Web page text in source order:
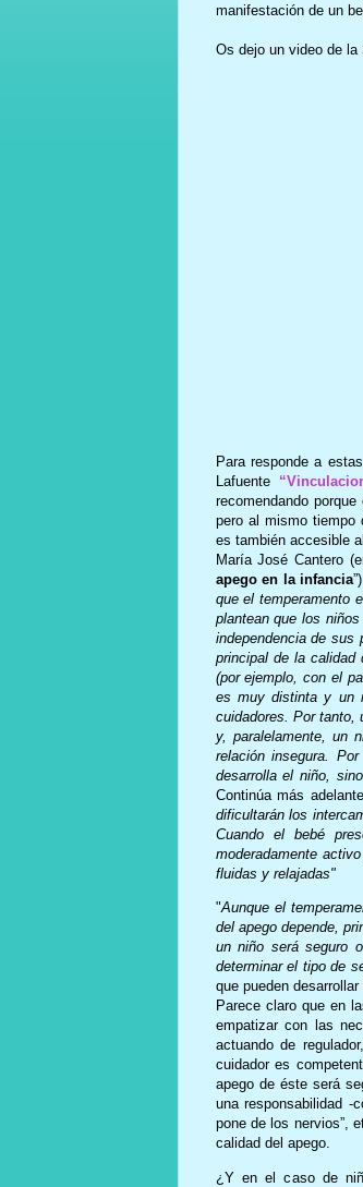
manifestación de un
Os dejo un video de
Para responde a
Lafuente
recomendando
pero al mismo tiempo
es también accesible
María José Cantero
apego en la infancia
que el temperamento
plantean que los
independencia de sus
principal de la calidad
(por ejemplo, con el
es muy distinta y un
cuidadores. Por tanto,
y, paralelamente, un
relación insegura.
desarrolla el niño,
Continúa más
dificultarán los
Cuando el bebé
moderadamente
fluidas y relajadas"
"Aunque el
del apego depende,
un niño será seguro
determinar el tipo de
que pueden
Parece claro que en
empatizar con las
actuando de
cuidador es
apego de éste será
una responsabilidad -
pone de los nervios”,
calidad del apego.
¿Y en el caso de